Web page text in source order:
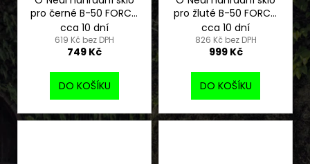
pro černé B-50 FORCE,
čiré
cca 10 dní
619 Kč bez DPH
749 Kč
DO KOŠÍKU
pro žluté B-50 FORCE,
radium red
cca 10 dní
826 Kč bez DPH
999 Kč
DO KOŠÍKU